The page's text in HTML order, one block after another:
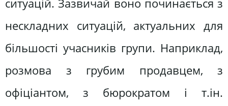
ситуацій. Зазвичай воно починається з
нескладних ситуацій, актуальних для
більшості учасників групи. Наприклад,
розмова з грубим продавцем, з
офіціантом, з бюрократом і т.ін.